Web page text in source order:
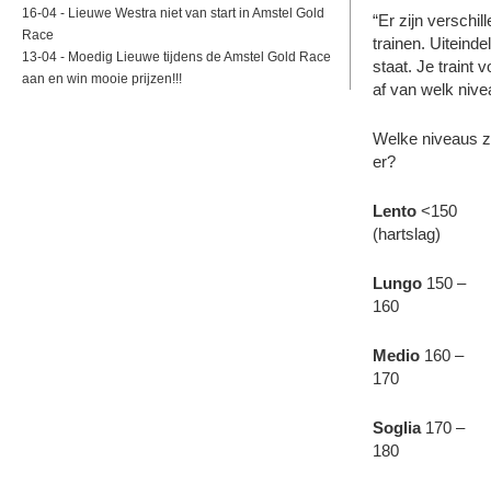
16-04 - Lieuwe Westra niet van start in Amstel Gold
Race
13-04 - Moedig Lieuwe tijdens de Amstel Gold Race
aan en win mooie prijzen!!!
“Er zijn
trainen.
staat. Je traint
af van welk
Welke niveaus
er?
Lento <150
(hartslag)
Lungo 150 –
160
Medio 160 –
170
Soglia170 –
180